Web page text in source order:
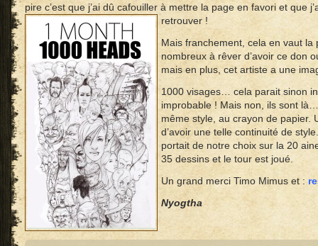
pire c’est que j’ai dû cafouiller à mettre la page en favori et que
retrouver !
Mais franchement, cela en vaut la
nombreux à rêver d’avoir ce don
mais en plus, cet artiste a une
1000 visages… cela parait sinon
improbable ! Mais non, ils sont
même style, au crayon de papier.
d’avoir une telle continuité de
portait de notre choix sur la 20
35 dessins et le tour est joué.
Un grand merci Timo Mimus et :
Nyogtha